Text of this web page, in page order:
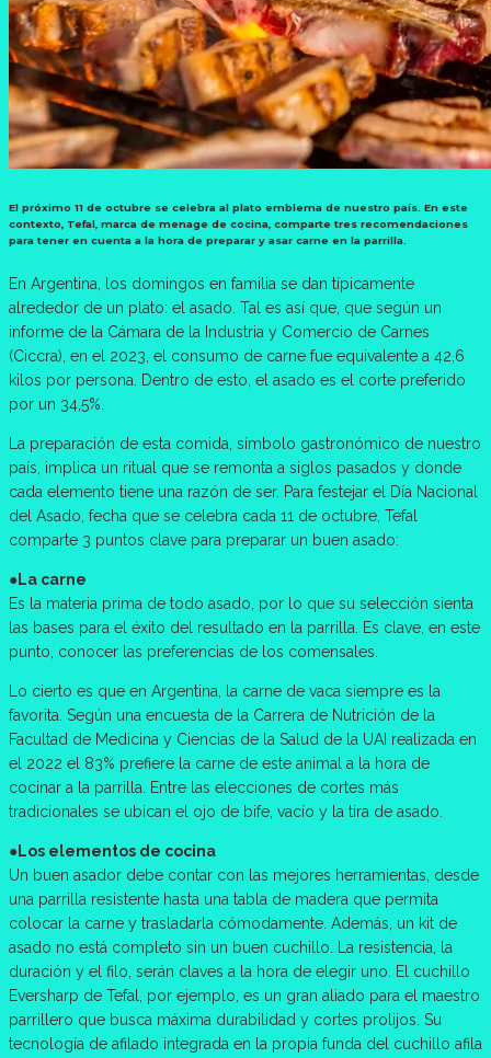
El próximo 11 de octubre se celebra al plato emblema de nuestro país. En este
contexto, Tefal, marca de menage de cocina, comparte tres recomendaciones
para tener en cuenta a la hora de preparar y asar carne en la parrilla.
En Argentina, los domingos en familia se dan típicamente
alrededor de un plato: el asado. Tal es así que, que según un
informe de la Cámara de la Industria y Comercio de Carnes
(Ciccra), en el 2023, el consumo de carne fue equivalente a 42,6
kilos por persona. Dentro de esto, el asado es el corte preferido
por un 34,5%.
La preparación de esta comida, símbolo gastronómico de nuestro
país, implica un ritual que se remonta a siglos pasados y donde
cada elemento tiene una razón de ser. Para festejar el Día Nacional
del Asado, fecha que se celebra cada 11 de octubre, Tefal
comparte 3 puntos clave para preparar un buen asado:
●La carne
Es la materia prima de todo asado, por lo que su selección sienta
las bases para el éxito del resultado en la parrilla. Es clave, en este
punto, conocer las preferencias de los comensales.
Lo cierto es que en Argentina, la carne de vaca siempre es la
favorita. Según una encuesta de la Carrera de Nutrición de la
Facultad de Medicina y Ciencias de la Salud de la UAI realizada en
el 2022 el 83% prefiere la carne de este animal a la hora de
cocinar a la parrilla. Entre las elecciones de cortes más
tradicionales se ubican el ojo de bife, vacío y la tira de asado.
●Los elementos de cocina
Un buen asador debe contar con las mejores herramientas, desde
una parrilla resistente hasta una tabla de madera que permita
colocar la carne y trasladarla cómodamente. Además, un kit de
asado no está completo sin un buen cuchillo. La resistencia, la
duración y el filo, serán claves a la hora de elegir uno. El cuchillo
Eversharp de Tefal, por ejemplo, es un gran aliado para el maestro
parrillero que busca máxima durabilidad y cortes prolijos. Su
tecnología de afilado integrada en la propia funda del cuchillo afila